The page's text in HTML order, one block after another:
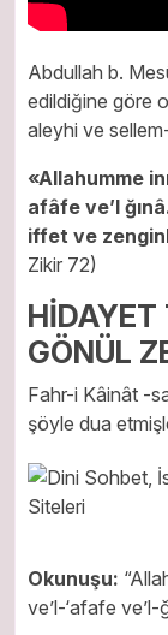
Abdullah b.
edildiğine göre o,
aleyhi ve
«Allahumme
afâfe ve’l
iffet ve
Zikir 72)
HİDAYET
GÖNÜL
Fahr-i Kâinât -
şöyle dua
Okunuşu:
ve’l-‘afafe ve’l-